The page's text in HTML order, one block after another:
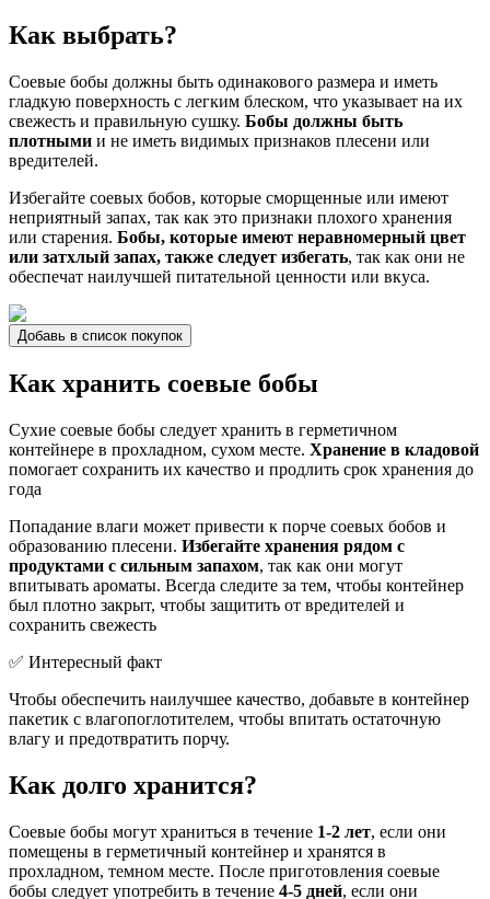
Как выбрать?
Соевые бобы должны быть одинакового размера и иметь
гладкую поверхность с легким блеском, что указывает на их
свежесть и правильную сушку. Бобы должны быть
плотными и не иметь видимых признаков плесени или
вредителей.
Избегайте соевых бобов, которые сморщенные или имеют
неприятный запах, так как это признаки плохого хранения
или старения. Бобы, которые имеют неравномерный цвет
или затхлый запах, также следует избегать, так как они не
обеспечат наилучшей питательной ценности или вкуса.
Добавь в список покупок
Как хранить соевые бобы
Сухие соевые бобы следует хранить в герметичном
контейнере в прохладном, сухом месте. Хранение в кладовой
помогает сохранить их качество и продлить срок хранения до
года
Попадание влаги может привести к порче соевых бобов и
образованию плесени. Избегайте хранения рядом с
продуктами с сильным запахом, так как они могут
впитывать ароматы. Всегда следите за тем, чтобы контейнер
был плотно закрыт, чтобы защитить от вредителей и
сохранить свежесть
✅ Интересный факт
Чтобы обеспечить наилучшее качество, добавьте в контейнер
пакетик с влагопоглотителем, чтобы впитать остаточную
влагу и предотвратить порчу.
Как долго хранится?
Соевые бобы могут храниться в течение 1-2 лет, если они
помещены в герметичный контейнер и хранятся в
прохладном, темном месте. После приготовления соевые
бобы следует употребить в течение 4-5 дней, если они